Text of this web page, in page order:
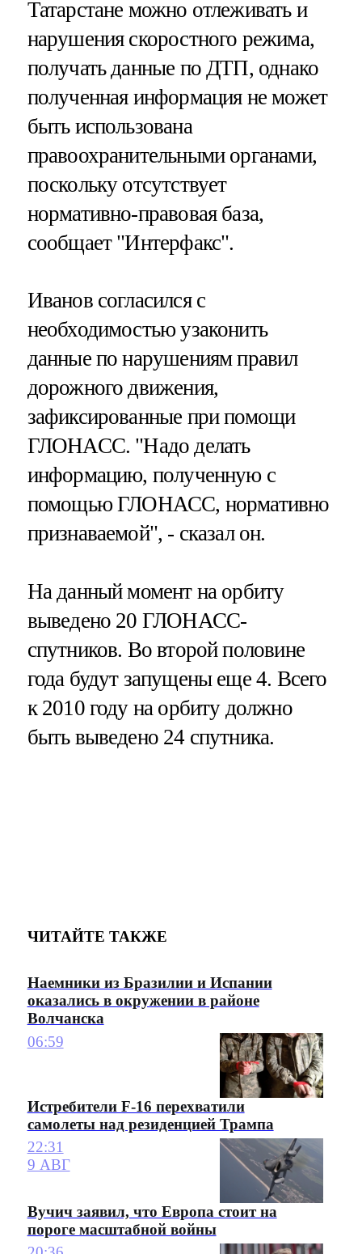
Татарстане можно отлеживать и
нарушения скоростного режима,
получать данные по ДТП, однако
полученная информация не может
быть использована
правоохранительными органами,
поскольку отсутствует
нормативно-правовая база,
сообщает "Интерфакс".
Иванов согласился с
необходимостью узаконить
данные по нарушениям правил
дорожного движения,
зафиксированные при помощи
ГЛОНАСС. "Надо делать
информацию, полученную с
помощью ГЛОНАСС, нормативно
признаваемой", - сказал он.
На данный момент на орбиту
выведено 20 ГЛОНАСС-
спутников. Во второй половине
года будут запущены еще 4. Всего
к 2010 году на орбиту должно
быть выведено 24 спутника.
ЧИТАЙТЕ ТАКЖЕ
Наемники из Бразилии и Испании
оказались в окружении в районе
Волчанска
06:59
Истребители F-16 перехватили
самолеты над резиденцией Трампа
22:31
9 АВГ
Вучич заявил, что Европа стоит на
пороге масштабной войны